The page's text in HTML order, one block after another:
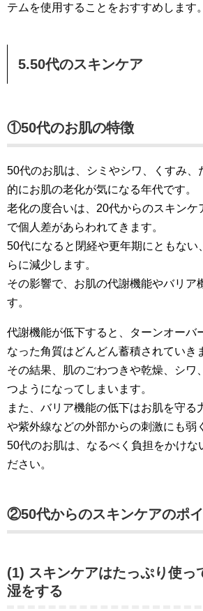
テムを使用することをおすすめします。
5.50代のスキンケア
①50代のお肌の特徴
50代のお肌は、シミやシワ、くすみ、
的にお肌の老化が気になる年代です。
老化の度合いは、20代からのスキンケ
で個人差があらわれてきます。
50代になると閉経や更年期にともない
らに減少します。
その影響で、お肌の代謝機能やバリア
す。
代謝機能が低下すると、ターンオーバ
なった角質はどんどん蓄積されていき
その結果、肌のごわつきや乾燥、シワ
つようになってしまいます。
また、バリア機能の低下はお肌を守る
や紫外線などの外部からの刺激にも弱
50代のお肌は、なるべく負担をかけな
ださい。
②50代からのスキンケアのポ
(1) スキンケアはたっぷり使っ
湿をする